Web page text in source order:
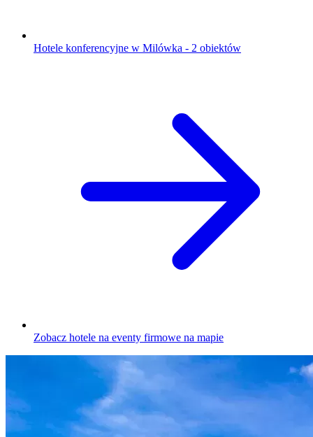
Hotele konferencyjne w Milówka - 2 obiektów
Zobacz hotele na eventy firmowe na mapie